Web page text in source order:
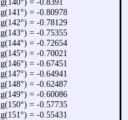
= -0.8391
= -0.80978
= -0.78129
= -0.75355
= -0.72654
= -0.70021
= -0.67451
= -0.64941
= -0.62487
= -0.60086
= -0.57735
= -0.55431